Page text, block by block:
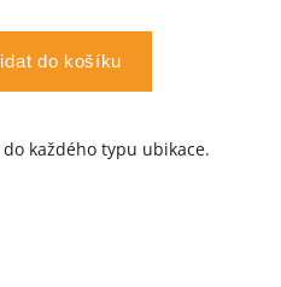
do košíku
každého typu ubikace.